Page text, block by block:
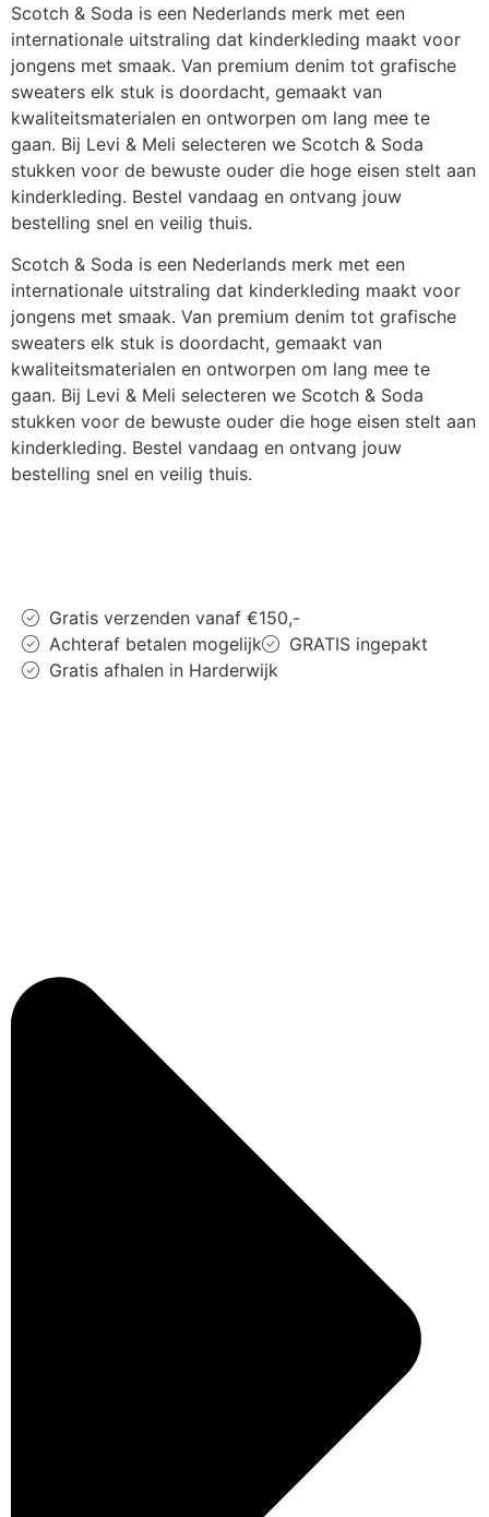
Scotch & Soda is een Nederlands merk met een
internationale uitstraling dat kinderkleding maakt voor
jongens met smaak. Van premium denim tot grafische
sweaters elk stuk is doordacht, gemaakt van
kwaliteitsmaterialen en ontworpen om lang mee te
gaan. Bij Levi & Meli selecteren we Scotch & Soda
stukken voor de bewuste ouder die hoge eisen stelt aan
kinderkleding. Bestel vandaag en ontvang jouw
bestelling snel en veilig thuis.
Scotch & Soda is een Nederlands merk met een
internationale uitstraling dat kinderkleding maakt voor
jongens met smaak. Van premium denim tot grafische
sweaters elk stuk is doordacht, gemaakt van
kwaliteitsmaterialen en ontworpen om lang mee te
gaan. Bij Levi & Meli selecteren we Scotch & Soda
stukken voor de bewuste ouder die hoge eisen stelt aan
kinderkleding. Bestel vandaag en ontvang jouw
bestelling snel en veilig thuis.
Gratis verzenden vanaf €150,-
Achteraf betalen mogelijk
GRATIS ingepakt
Gratis afhalen in Harderwijk